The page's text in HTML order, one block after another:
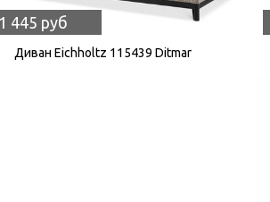
445 руб
Диван Eichholtz 115439 Ditmar